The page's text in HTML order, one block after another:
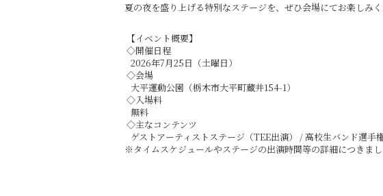
夏の夜を盛り上げる特別なステージを、ぜひ会場にてお楽しみ
【イベント概要】
◇開催日程
2026年7月25日（土曜日）
◇会場
大平運動公園（栃木市大平町蔵井154-1）
◇入場料
無料
◇主なコンテンツ
ゲストアーティストステージ（TEE出演） / 高校生バンド選手
※タイムスケジュールやステージの出演時間等の詳細につきま